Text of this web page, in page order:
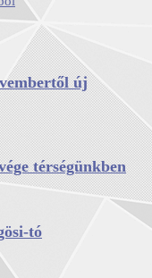
új
térségünkben
tó